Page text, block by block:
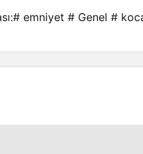
# emniyet # Genel #